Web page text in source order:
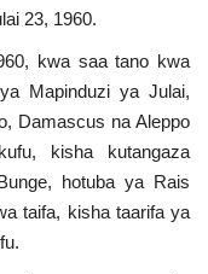
23, 1960.
kwa saa tano kwa
Mapinduzi ya Julai,
Damascus na Aleppo
kisha kutangaza
hotuba ya Rais
taifa, kisha taarifa ya